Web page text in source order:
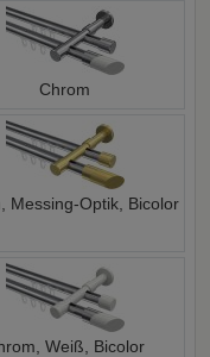
Chrom
Messing-Optik, Bicolor
Weiß, Bicolor